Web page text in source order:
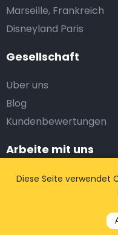
Gesellschaft
Uber uns
Blog
Kundenbewertungen
Arbeite mit uns
Marseille, Frankreich
Disneyland Paris
Diese Seite verwendet